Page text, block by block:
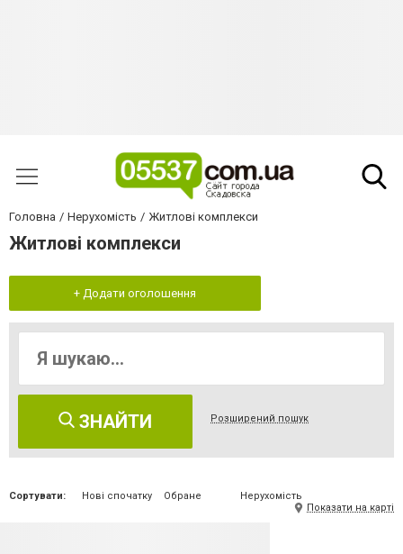
Головна Нерухомість Житлові комплекси
Житлові комплекси
+ Додати оголошення
ЗНАЙТИ Розширений пошук
Сортувати: Нові спочатку Обране
Нерухомість
Показати на карті